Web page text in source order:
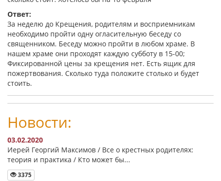
Ответ:
За неделю до Крещения, родителям и восприемникам
необходимо пройти одну огласительную беседу со
священником. Беседу можно пройти в любом храме. В
нашем храме они проходят каждую субботу в 15-00;
Фиксированной цены за крещения нет. Есть ящик для
пожертвования. Сколько туда положите столько и будет
стоить.
Новости:
03.02.2020
Иерей Георгий Максимов / Все о крестных родителях:
теория и практика / Кто может бы...
3375